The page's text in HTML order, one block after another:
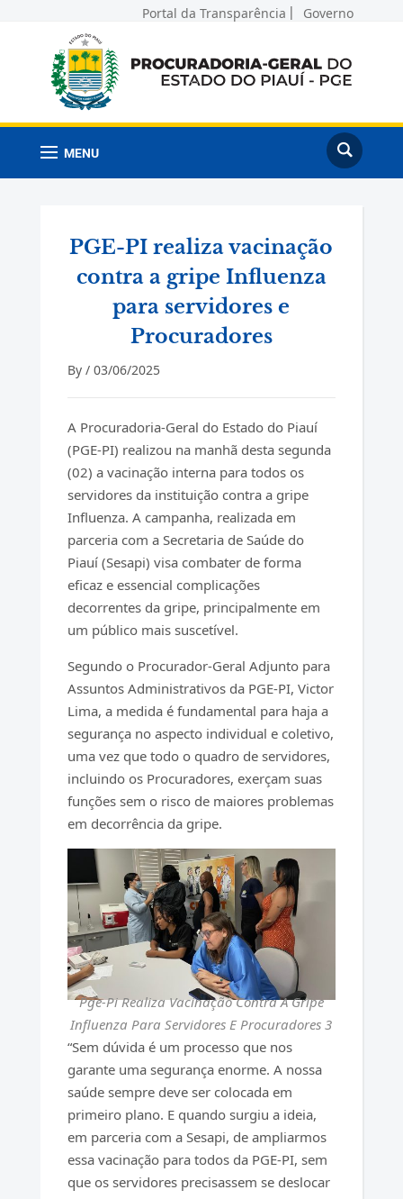
Portal da Transparência Governo
MENU
PGE-PI realiza vacinação
contra a gripe Influenza
para servidores e
Procuradores
By / 03/06/2025
A Procuradoria-Geral do Estado do Piauí
(PGE-PI) realizou na manhã desta segunda
(02) a vacinação interna para todos os
servidores da instituição contra a gripe
Influenza. A campanha, realizada em
parceria com a Secretaria de Saúde do
Piauí (Sesapi) visa combater de forma
eficaz e essencial complicações
decorrentes da gripe, principalmente em
um público mais suscetível.
Segundo o Procurador-Geral Adjunto para
Assuntos Administrativos da PGE-PI, Victor
Lima, a medida é fundamental para haja a
segurança no aspecto individual e coletivo,
uma vez que todo o quadro de servidores,
incluindo os Procuradores, exerçam suas
funções sem o risco de maiores problemas
em decorrência da gripe.
Pge-Pi Realiza Vacinação Contra A Gripe
Influenza Para Servidores E Procuradores 3
“Sem dúvida é um processo que nos
garante uma segurança enorme. A nossa
saúde sempre deve ser colocada em
primeiro plano. E quando surgiu a ideia,
em parceria com a Sesapi, de ampliarmos
essa vacinação para todos da PGE-PI, sem
que os servidores precisassem se deslocar